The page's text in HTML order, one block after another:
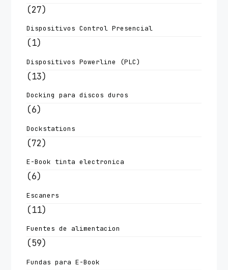
(27)
Dispositivos Control Presencial
(1)
Dispositivos Powerline (PLC)
(13)
Docking para discos duros
(6)
Dockstations
(72)
E-Book tinta electronica
(6)
Escaners
(11)
Fuentes de alimentacion
(59)
Fundas para E-Book